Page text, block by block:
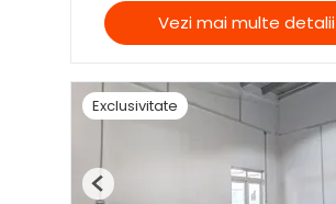
Vezi mai multe detalii
Exclusivitate
Previous